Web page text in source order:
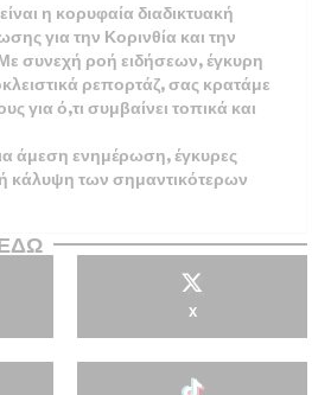
η κορυφαία διαδικτυακή
για την Κορινθία και την
συνεχή ροή ειδήσεων, έγκυρη
ρεπορτάζ, σας κρατάμε
για ό,τι συμβαίνει τοπικά και
άμεση ενημέρωση, έγκυρες
κάλυψη των σημαντικότερων
ΕΔΩ
X